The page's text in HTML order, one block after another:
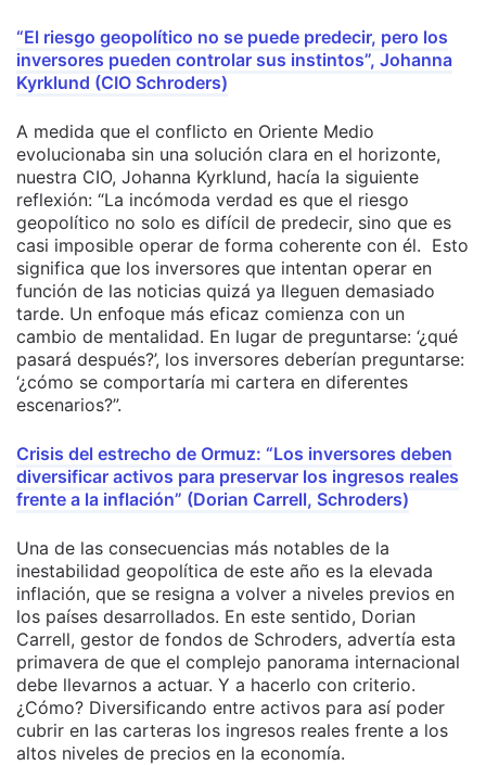
“El riesgo geopolítico no se puede predecir, pero los
inversores pueden controlar sus instintos”, Johanna
Kyrklund (CIO Schroders)
A medida que el conflicto en Oriente Medio
evolucionaba sin una solución clara en el horizonte,
nuestra CIO, Johanna Kyrklund, hacía la siguiente
reflexión: “La incómoda verdad es que el riesgo
geopolítico no solo es difícil de predecir, sino que es
casi imposible operar de forma coherente con él. Esto
significa que los inversores que intentan operar en
función de las noticias quizá ya lleguen demasiado
tarde. Un enfoque más eficaz comienza con un
cambio de mentalidad. En lugar de preguntarse: ‘¿qué
pasará después?’, los inversores deberían preguntarse:
‘¿cómo se comportaría mi cartera en diferentes
escenarios?”.
Crisis del estrecho de Ormuz: “Los inversores deben
diversificar activos para preservar los ingresos reales
frente a la inflación” (Dorian Carrell, Schroders)
Una de las consecuencias más notables de la
inestabilidad geopolítica de este año es la elevada
inflación, que se resigna a volver a niveles previos en
los países desarrollados. En este sentido, Dorian
Carrell, gestor de fondos de Schroders, advertía esta
primavera de que el complejo panorama internacional
debe llevarnos a actuar. Y a hacerlo con criterio.
¿Cómo? Diversificando entre activos para así poder
cubrir en las carteras los ingresos reales frente a los
altos niveles de precios en la economía.